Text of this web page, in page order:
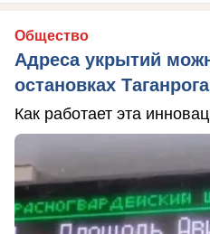
Общество
Адреса укрытий
остановках
Как работает эта